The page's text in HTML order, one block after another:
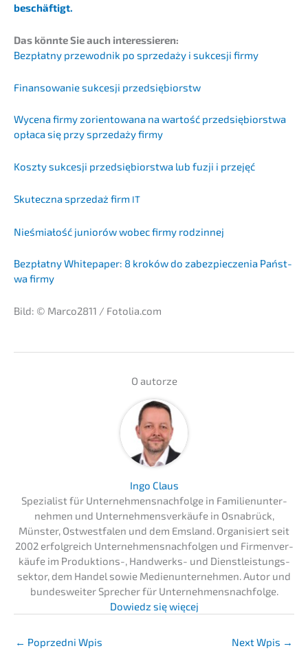
beschäftigt.
Das könnte Sie auch interessieren:
Bezpłat­ny przewod­nik po sprze­daży i sukces­ji firmy
Finan­so­wa­nie sukces­ji przedsiębiorstw
Wycena firmy zorien­to­wa­na na wartość przedsię­bi­orst­wa
opłaca się przy sprze­daży firmy
Koszty sukces­ji przedsię­bi­orst­wa lub fuzji i przejęć
Skutecz­na sprze­daż firm IT
Nieśmi­ałość juniorów wobec firmy rodzinnej
Bezpłat­ny White­pa­per: 8 kroków do zabez­piec­ze­nia Państ­
wa firmy
Bild: © Marco2811 / Fotolia.com
O autor­ze
Ingo Claus
Spezia­list für Unternehmens­nachfolge in Famili­en­un­ter­
neh­men und Unter­neh­mens­ver­käu­fe in Osnabrück,
Münster, Ostwest­fa­len und dem Emsland. Organi­siert seit
2002 erfolg­reich Unter­neh­mens­nach­fol­gen und Firmen­ver­
käu­fe im Produk­ti­ons-, Handwerks- und Dienst­leis­tungs­
sek­tor, dem Handel sowie Medien­un­ter­neh­men. Autor und
bundes­wei­ter Sprecher für Unternehmens­nachfolge.
Dowiedz się więcej
← Poprzedni Wpis Next Wpis →